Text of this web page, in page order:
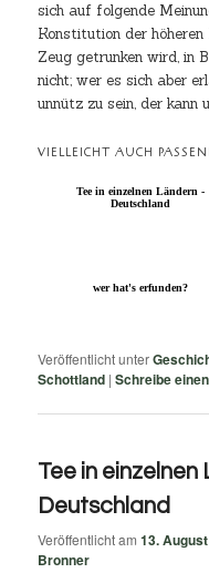
sich auf folgende
Konstitution der
Zeug getrunken wird, in
nicht; wer es sich aber
unnütz zu sein, der kann
VIELLEICHT AUCH
Tee in einzelnen Ländern -
Deutschland
wer hat's erfunden?
Veröffentlicht unter
Schottland |Schreibe
Tee in einzelnen
Deutschland
Veröffentlicht am13.
Bronner